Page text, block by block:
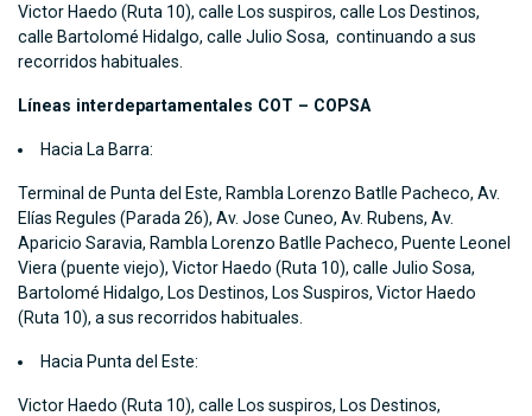
Victor Haedo (Ruta 10), calle Los suspiros, calle Los Destinos,
calle Bartolomé Hidalgo, calle Julio Sosa, continuando a sus
recorridos habituales.
Líneas interdepartamentales COT – COPSA
Hacia La Barra:
Terminal de Punta del Este, Rambla Lorenzo Batlle Pacheco, Av.
Elías Regules (Parada 26), Av. Jose Cuneo, Av. Rubens, Av.
Aparicio Saravia, Rambla Lorenzo Batlle Pacheco, Puente Leonel
Viera (puente viejo), Victor Haedo (Ruta 10), calle Julio Sosa,
Bartolomé Hidalgo, Los Destinos, Los Suspiros, Victor Haedo
(Ruta 10), a sus recorridos habituales.
Hacia Punta del Este:
Victor Haedo (Ruta 10), calle Los suspiros, Los Destinos,